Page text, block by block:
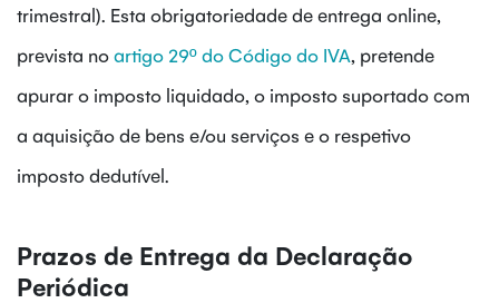
trimestral). Esta obrigatoriedade de entrega online,
prevista noartigo 29º do Código do IVA, pretende
apurar o imposto liquidado, o imposto suportado com
a aquisição de bens e/ou serviços e o respetivo
imposto dedutível.
Prazos de Entrega da Declaração
Periódica